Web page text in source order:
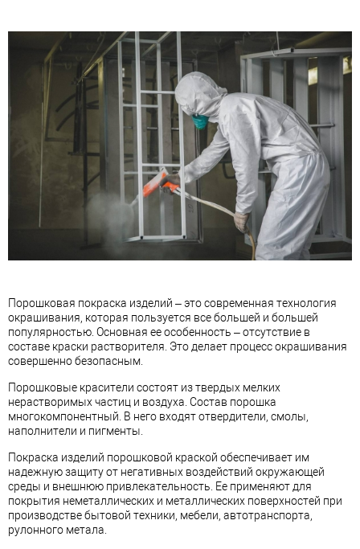
Порошковая покраска изделий – это современная технология
окрашивания, которая пользуется все большей и большей
популярностью. Основная ее особенность – отсутствие в
составе краски растворителя. Это делает процесс окрашивания
совершенно безопасным.
Порошковые красители состоят из твердых мелких
нерастворимых частиц и воздуха. Состав порошка
многокомпонентный. В него входят отвердители, смолы,
наполнители и пигменты.
Покраска изделий порошковой краской обеспечивает им
надежную защиту от негативных воздействий окружающей
среды и внешнюю привлекательность. Ее применяют для
покрытия неметаллических и металлических поверхностей при
производстве бытовой техники, мебели, автотранспорта,
рулонного метала.